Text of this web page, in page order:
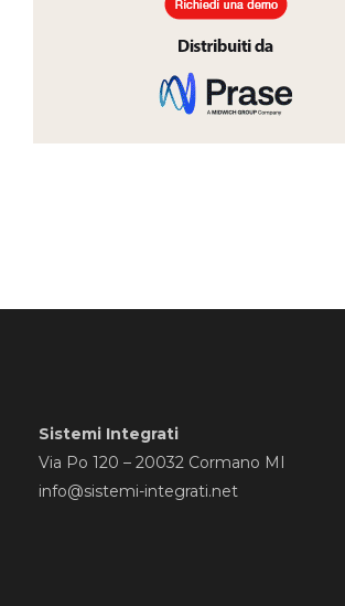
Sistemi Integrati
Via Po 120 – 20032 Cormano MI
info@sistemi-integrati.net